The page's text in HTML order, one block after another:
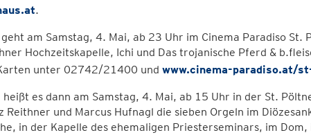
.
am Samstag, 4. Mai, ab 23 Uhr im Cinema Paradiso St.
Hochzeitskapelle, Ichi und Das trojanische Pferd &
unter 02742/21400 und www.cinema-paradiso.at/
es dann am Samstag, 4. Mai, ab 15 Uhr in der St.
Reithner und Marcus Hufnagl die sieben Orgeln im
in der Kapelle des ehemaligen Priesterseminars, im